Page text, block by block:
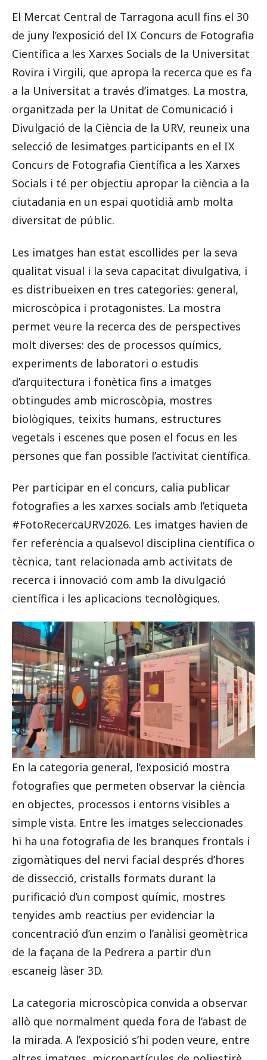
El Mercat Central de Tarragona acull fins el 30
de juny l’exposició del IX Concurs de Fotografia
Científica a les Xarxes Socials de la Universitat
Rovira i Virgili, que apropa la recerca que es fa
a la Universitat a través d’imatges. La mostra,
organitzada per la Unitat de Comunicació i
Divulgació de la Ciència de la URV, reuneix una
selecció de lesimatges participants en el IX
Concurs de Fotografia Científica a les Xarxes
Socials i té per objectiu apropar la ciència a la
ciutadania en un espai quotidià amb molta
diversitat de públic.
Les imatges han estat escollides per la seva
qualitat visual i la seva capacitat divulgativa, i
es distribueixen en tres categories: general,
microscòpica i protagonistes. La mostra
permet veure la recerca des de perspectives
molt diverses: des de processos químics,
experiments de laboratori o estudis
d’arquitectura i fonètica fins a imatges
obtingudes amb microscòpia, mostres
biològiques, teixits humans, estructures
vegetals i escenes que posen el focus en les
persones que fan possible l’activitat científica.
Per participar en el concurs, calia publicar
fotografies a les xarxes socials amb l’etiqueta
#FotoRecercaURV2026. Les imatges havien de
fer referència a qualsevol disciplina científica o
tècnica, tant relacionada amb activitats de
recerca i innovació com amb la divulgació
científica i les aplicacions tecnològiques.
En la categoria general, l’exposició mostra
fotografies que permeten observar la ciència
en objectes, processos i entorns visibles a
simple vista. Entre les imatges seleccionades
hi ha una fotografia de les branques frontals i
zigomàtiques del nervi facial després d’hores
de dissecció, cristalls formats durant la
purificació d’un compost químic, mostres
tenyides amb reactius per evidenciar la
concentració d’un enzim o l’anàlisi geomètrica
de la façana de la Pedrera a partir d’un
escaneig làser 3D.
La categoria microscòpica convida a observar
allò que normalment queda fora de l’abast de
la mirada. A l’exposició s’hi poden veure, entre